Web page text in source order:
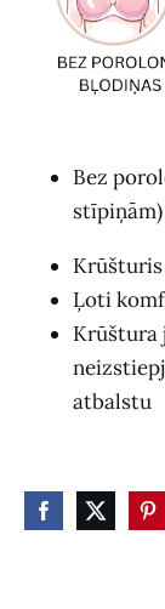
Bez
stīpiņām)
Ļoti
Krūštura
atbalstu